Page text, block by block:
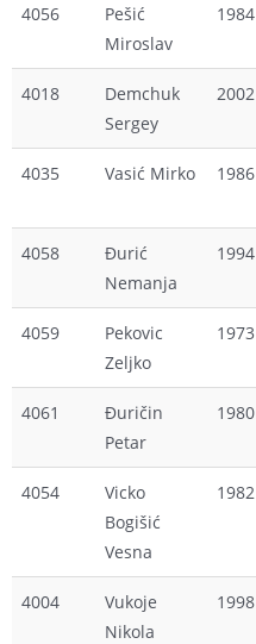
4056
Pešić
Miroslav
1984
4018
Demchuk
Sergey
2002
4035 Vasić Mirko 1986
4058
Đurić
Nemanja
1994
4059
Pekovic
Zeljko
1973
4061
Đuričin
Petar
1980
4054
Vicko
Bogišić
Vesna
1982
4004
Vukoje
Nikola
1998